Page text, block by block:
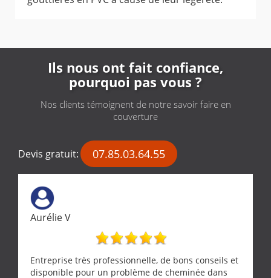
Ils nous ont fait confiance,
pourquoi pas vous ?
Nos clients témoignent de notre savoir faire en
couverture
Devis gratuit: 07.85.03.64.55
Aurélie V
Entreprise très professionnelle, de bons conseils et
disponible pour un problème de cheminée dans